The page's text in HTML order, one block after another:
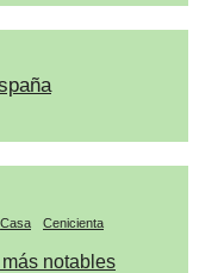
Casa Cenicienta
notables